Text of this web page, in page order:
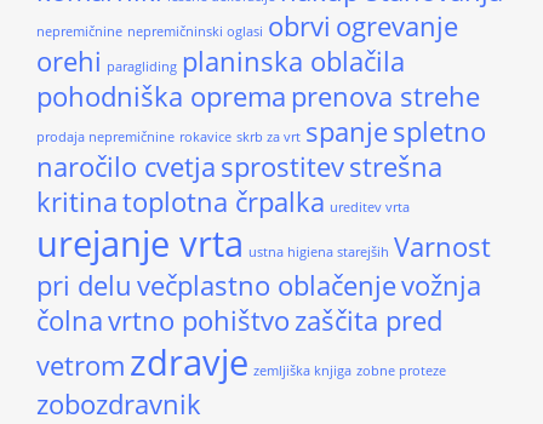
nepremičnine nepremičninski oglasi obrvi ogrevanje
orehi paragliding planinska oblačila
pohodniška oprema prenova strehe
prodaja nepremičnine rokavice skrb za vrt spanjespletno
naročilo cvetja sprostitevstrešna
kritinatoplotna črpalka ureditev vrta
urejanje vrta ustna higiena starejših Varnost
pri delu večplastno oblačenjevožnja
čolnavrtno pohištvo zaščita pred
vetrom zdravje zemljiška knjiga zobne proteze
zobozdravnik